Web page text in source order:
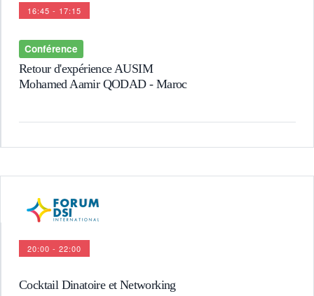
16:45 - 17:15
Conférence
Retour d'expérience AUSIM
Mohamed Aamir QODAD - Maroc
20:00 - 22:00
Cocktail Dinatoire et Networking